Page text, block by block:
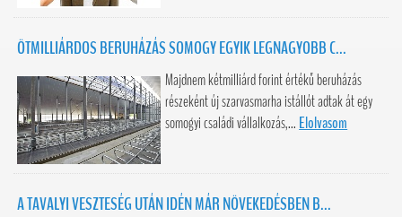
ÖTMILLIÁRDOS BERUHÁZÁS SOMOGY EGYIK LEGNAGYOBB C...
Majdnem kétmilliárd forint értékű beruházás
részeként új szarvasmarha istállót adtak át egy
somogyi családi vállalkozás,... Elolvasom
A TAVALYI VESZTESÉG UTÁN IDÉN MÁR NÖVEKEDÉSBEN B...